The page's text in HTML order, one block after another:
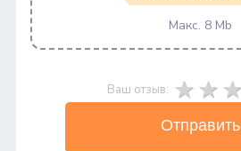
Макс. 8 Mb
Ваш отзыв:
Отправить